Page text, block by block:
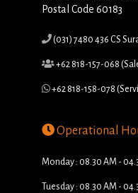
Postal Code 60183
(031) 7480 436 CS
+62 818-157-068
+62 818-158-078
Operational
Monday : 08.30 AM -
Tuesday : 08.30 AM -